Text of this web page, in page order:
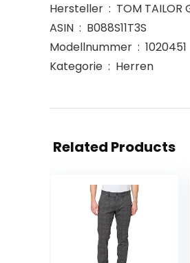
Hersteller ‏ : ‎ TOM
ASIN ‏ : ‎ B088S11T3S
Modellnummer ‏ : ‎ 1020451
Kategorie ‏ : ‎ Herren
Related Products